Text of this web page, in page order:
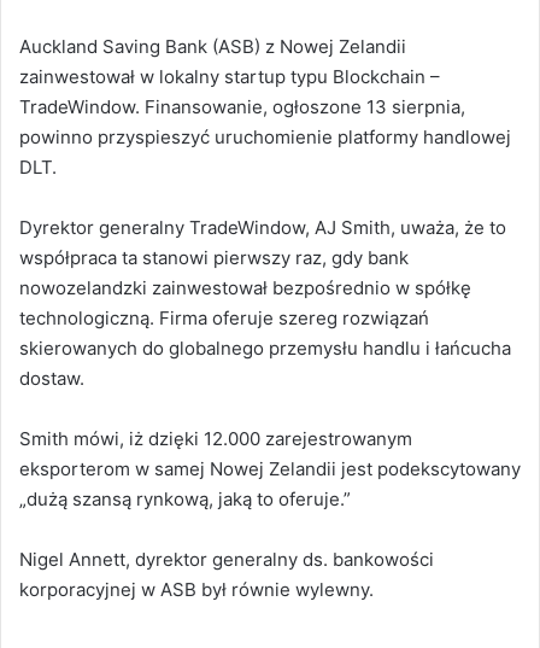
Auckland Saving Bank (ASB) z Nowej Zelandii
zainwestował w lokalny startup typu Blockchain –
TradeWindow. Finansowanie, ogłoszone 13 sierpnia,
powinno przyspieszyć uruchomienie platformy handlowej
DLT.
Dyrektor generalny TradeWindow, AJ Smith, uważa, że to
współpraca ta stanowi pierwszy raz, gdy bank
nowozelandzki zainwestował bezpośrednio w spółkę
technologiczną. Firma oferuje szereg rozwiązań
skierowanych do globalnego przemysłu handlu i łańcucha
dostaw.
Smith mówi, iż dzięki 12.000 zarejestrowanym
eksporterom w samej Nowej Zelandii jest podekscytowany
„dużą szansą rynkową, jaką to oferuje.”
Nigel Annett, dyrektor generalny ds. bankowości
korporacyjnej w ASB był równie wylewny.